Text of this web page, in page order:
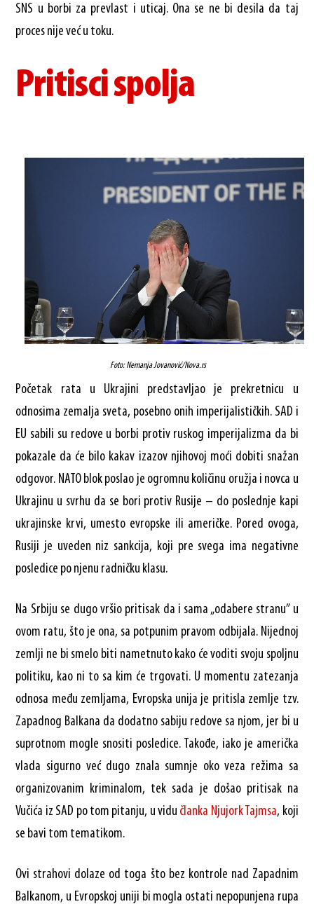
SNS u borbi za prevlast i uticaj. Ona se ne bi desila da taj
proces nije već u toku.
Pritisci spolja
Foto: Nemanja Jovanović/Nova.rs
Početak rata u Ukrajini predstavljao je prekretnicu u
odnosima zemalja sveta, posebno onih imperijalističkih. SAD i
EU sabili su redove u borbi protiv ruskog imperijalizma da bi
pokazale da će bilo kakav izazov njihovoj moći dobiti snažan
odgovor. NATO blok poslao je ogromnu količinu oružja i novca u
Ukrajinu u svrhu da se bori protiv Rusije – do poslednje kapi
ukrajinske krvi, umesto evropske ili američke. Pored ovoga,
Rusiji je uveden niz sankcija, koji pre svega ima negativne
posledice po njenu radničku klasu.
Na Srbiju se dugo vršio pritisak da i sama „odabere stranu” u
ovom ratu, što je ona, sa potpunim pravom odbijala. Nijednoj
zemlji ne bi smelo biti nametnuto kako će voditi svoju spoljnu
politiku, kao ni to sa kim će trgovati. U momentu zatezanja
odnosa među zemljama, Evropska unija je pritisla zemlje tzv.
Zapadnog Balkana da dodatno sabiju redove sa njom, jer bi u
suprotnom mogle snositi posledice. Takođe, iako je američka
vlada sigurno već dugo znala sumnje oko veza režima sa
organizovanim kriminalom, tek sada je došao pritisak na
Vučića iz SAD po tom pitanju, u vidu članka Njujork Tajmsa, koji
se bavi tom tematikom.
Ovi strahovi dolaze od toga što bez kontrole nad Zapadnim
Balkanom, u Evropskoj uniji bi mogla ostati nepopunjena rupa